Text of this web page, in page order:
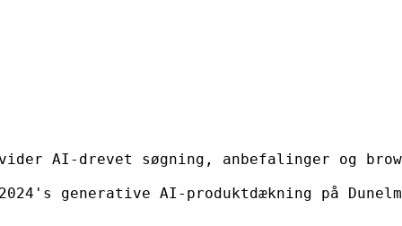
AI-drevet søgning, anbefalinger og
generative AI-produktdækning på